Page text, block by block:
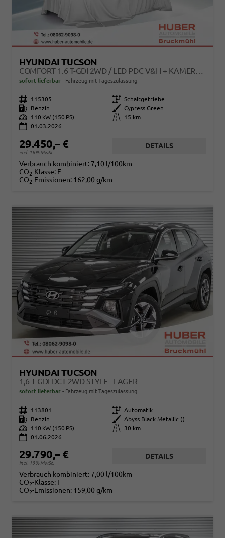
HYUNDAI TUCSON
COMFORT 1.6 T-GDI 2WD / LED PDC V&H + KAMERA SITZ LENKRADHEIZUNG ALU 18"
sofort lieferbar Fahrzeug mit Tageszulassung
Fahrzeugnr. 115305 Getriebe Schaltgetriebe
Kraftstoff
Benzin Außenfarbe
Cypress Green
Leistung
110 kW (150 PS) Kilometerstand
15 km
01.03.2026
29.450,– €
incl. 19% MwSt.
DETAILS
Verbrauch kombiniert: 7,10 l/100km
CO2-Klasse: F
CO2-Emissionen: 162,00 g/km
HYUNDAI TUCSON
1,6 T-GDI DCT 2WD STYLE - LAGER
sofort lieferbar Fahrzeug mit Tageszulassung
Fahrzeugnr. 113801 Getriebe Automatik
Kraftstoff
Benzin Außenfarbe
Abyss Black Metallic ()
Leistung
110 kW (150 PS) Kilometerstand
30 km
01.06.2026
29.790,– €
incl. 19% MwSt.
DETAILS
Verbrauch kombiniert: 7,00 l/100km
CO2-Klasse: F
CO2-Emissionen: 159,00 g/km